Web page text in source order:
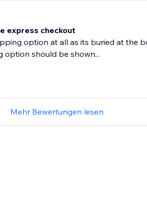
express checkout
option at all as its buried at the
option should be shown...
Mehr Bewertungen lesen